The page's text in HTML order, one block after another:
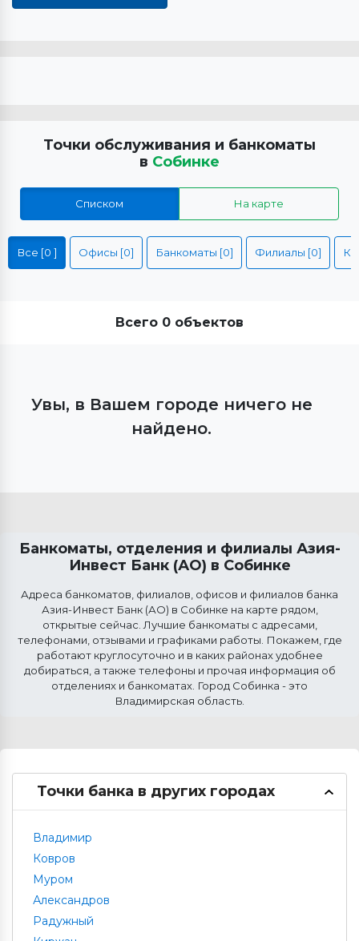
Точки обслуживания и банкоматы
в Собинке
Списком На карте
Все [0 ] Офисы [0] Банкоматы [0] Филиалы [0]
Всего 0 объектов
Увы, в Вашем городе ничего не
найдено.
Банкоматы, отделения и филиалы Азия-
Инвест Банк (АО) в Собинке
Адреса банкоматов, филиалов, офисов и филиалов банка
Азия-Инвест Банк (АО) в Собинке на карте рядом,
открытые сейчас. Лучшие банкоматы с адресами,
телефонами, отзывами и графиками работы. Покажем, где
работают круглосуточно и в каких районах удобнее
добираться, а также телефоны и прочая информация об
отделениях и банкоматах. Город Собинка - это
Владимирская область.
Точки банка в других городах
Владимир
Ковров
Муром
Александров
Радужный